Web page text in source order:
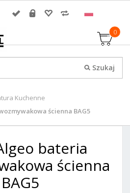
0
Kuchenne
ścienna BAG5
bateria
ścienna
BAG5